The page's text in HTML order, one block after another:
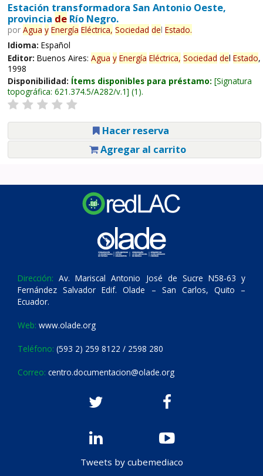
Estación transformadora San Antonio Oeste,
provincia deRío Negro.
por Agua y Energía Eléctrica, Sociedad del Estado.
Idioma: Español
Editor: Buenos Aires: Agua y Energía Eléctrica, Sociedad del Estado,
1998
Disponibilidad: Ítems disponibles para préstamo: Signatura
topográfica: 621.374.5/A282/v.1 (1).
Hacer reserva
Agregar al carrito
Dirección: Av. Mariscal Antonio José de Sucre N58-63 y
Fernández Salvador Edif. Olade – San Carlos, Quito –
Ecuador.
Web: www.olade.org
Teléfono: (593 2) 259 8122 / 2598 280
Correo: centro.documentacion@olade.org
Tweets by cubemediaco